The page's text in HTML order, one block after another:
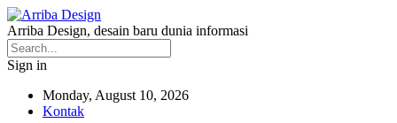
Arriba Design, desain baru dunia informasi
Sign in
Monday, August 10, 2026
Kontak